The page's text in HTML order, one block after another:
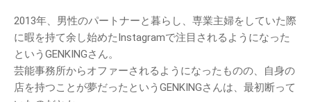
2013年、男性のパートナーと暮らし、専業主婦をしていた際
に暇を持て余し始めたInstagramで注目されるようになった
というGENKINGさん。
芸能事務所からオファーされるようになったものの、自身の
店を持つことが夢だったというGENKINGさんは、最初断って